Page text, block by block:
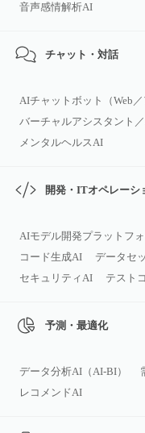
音声感情解析AI
チャット・対話
AIチャットボット（Web
バーチャルアシスタント
メンタルヘルスAI
開発・ITオペレーシ
AIモデル開発プラットフ
コード生成AI
データセ
セキュリティAI
テスト
予測・最適化
データ分析AI（AI‑BI）
レコメンドAI